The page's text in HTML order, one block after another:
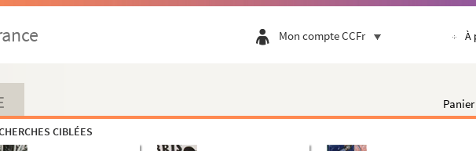
Mon compte CCFr À
Panier
CIBLÉES
au